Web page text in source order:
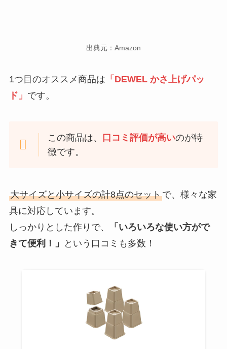
出典元：Amazon
1つ目のオススメ商品は 「DEWEL かさ上げパッ
ド」 です。
この商品は、 口コミ評価が高いのが特
徴です。
大サイズと小サイズの計8点のセットで、様々な家
具に対応しています。
しっかりとした作りで、
「いろいろな使い方がで
きて便利！」
という口コミも多数！